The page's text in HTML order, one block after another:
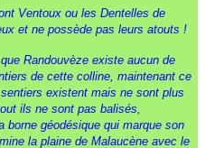
Ventoux ou les Dentelles de
et ne possède pas leurs atouts !
Randouvèze existe aucun de
de cette colline, maintenant ce
existent mais ne sont plus
ils ne sont pas balisés,
borne géodésique qui marque son
la plaine de Malaucène avec le